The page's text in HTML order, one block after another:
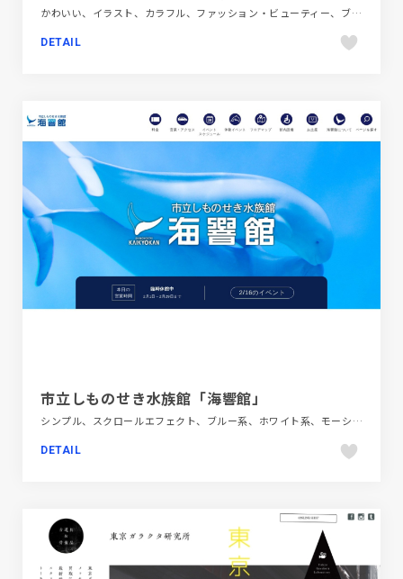
かわいい、イラスト、カラフル、ファッション・ビューティー、ブランド・サービスサイト、ポップ
DETAIL
市立しものせき水族館「海響館」
シンプル、スクロールエフェクト、ブルー系、ホワイト系、モーション多め、商業施設・レジャー、大きめ写真、施設・店舗サイト
DETAIL